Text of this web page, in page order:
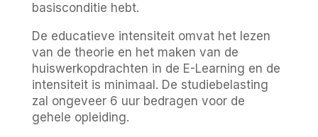
basisconditie hebt.
De educatieve intensiteit omvat het lezen
van de theorie en het maken van de
huiswerkopdrachten in de E-Learning en de
intensiteit is minimaal. De studiebelasting
zal ongeveer 6 uur bedragen voor de
gehele opleiding.